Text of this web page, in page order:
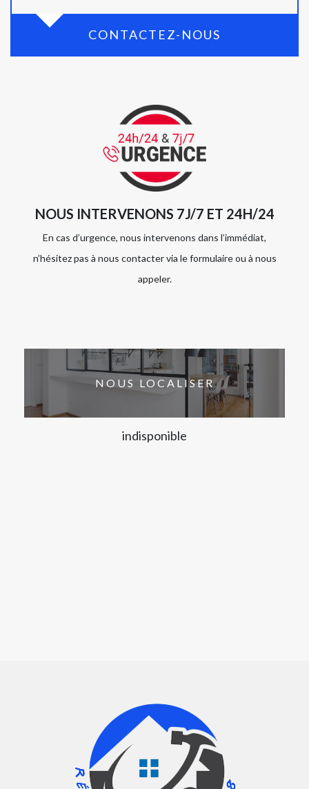
CONTACTEZ-NOUS
NOUS INTERVENONS 7J/7 ET 24H/24
En cas d’urgence, nous intervenons dans l’immédiat,
n’hésitez pas à nous contacter via le formulaire ou à nous
appeler.
NOUS LOCALISER
indisponible